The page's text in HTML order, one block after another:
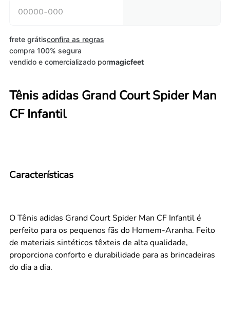
frete grátisconfira as regras
compra 100% segura
vendido e comercializado pormagicfeet
Tênis adidas Grand Court Spider Man
CF Infantil
Características
O Tênis adidas Grand Court Spider Man CF Infantil é
perfeito para os pequenos fãs do Homem-Aranha. Feito
de materiais sintéticos têxteis de alta qualidade,
proporciona conforto e durabilidade para as brincadeiras
do dia a dia.